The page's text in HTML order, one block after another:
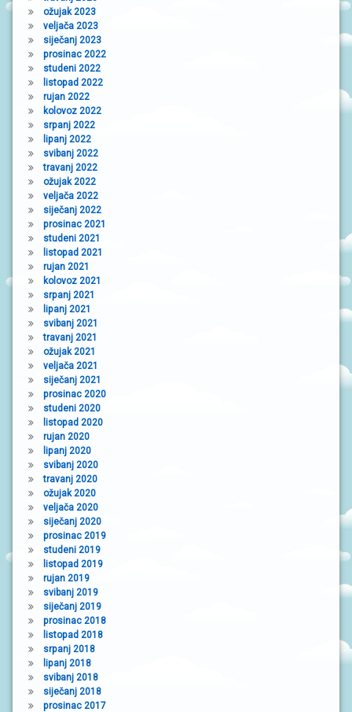
ožujak 2023
veljača 2023
siječanj 2023
prosinac 2022
studeni 2022
listopad 2022
rujan 2022
kolovoz 2022
srpanj 2022
lipanj 2022
svibanj 2022
travanj 2022
ožujak 2022
veljača 2022
siječanj 2022
prosinac 2021
studeni 2021
listopad 2021
rujan 2021
kolovoz 2021
srpanj 2021
lipanj 2021
svibanj 2021
travanj 2021
ožujak 2021
veljača 2021
siječanj 2021
prosinac 2020
studeni 2020
listopad 2020
rujan 2020
lipanj 2020
svibanj 2020
travanj 2020
ožujak 2020
veljača 2020
siječanj 2020
prosinac 2019
studeni 2019
listopad 2019
rujan 2019
svibanj 2019
siječanj 2019
prosinac 2018
listopad 2018
srpanj 2018
lipanj 2018
svibanj 2018
siječanj 2018
prosinac 2017